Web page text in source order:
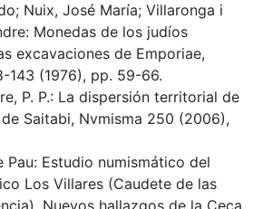
Nuix, José María; Villaronga i
Monedas de los judíos
excavaciones de Emporiae,
143 (1976), pp. 59-66.
P. P.: La dispersión territorial de
Saitabi, Nvmisma 250 (2006),
Pau: Estudio numismático del
Los Villares (Caudete de las
Nuevos hallazgos de la Ceca